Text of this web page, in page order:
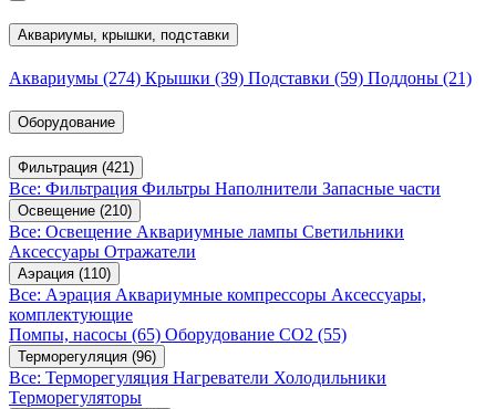
Аквариумы, крышки, подставки
Аквариумы (274) Крышки (39) Подставки (59) Поддоны (21)
Оборудование
Фильтрация (421)
Все: Фильтрация Фильтры Наполнители Запасные части
Освещение (210)
Все: Освещение Аквариумные лампы Светильники
Аксессуары Отражатели
Аэрация (110)
Все: Аэрация Аквариумные компрессоры Аксессуары,
комплектующие
Помпы, насосы (65) Оборудование CO2 (55)
Терморегуляция (96)
Все: Терморегуляция Нагреватели Холодильники
Терморегуляторы